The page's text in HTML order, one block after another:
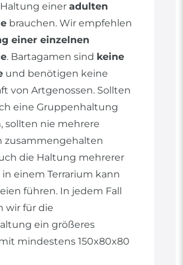
einer adulten
brauchen. Wir empfehlen
einer einzelnen
. Bartagamen sind keine
und benötigen keine
von Artgenossen. Sollten
eine Gruppenhaltung
sollten nie mehrere
zusammengehalten
die Haltung mehrerer
einem Terrarium kann
führen. In jedem Fall
wir für die
ein größeres
mindestens 150x80x80